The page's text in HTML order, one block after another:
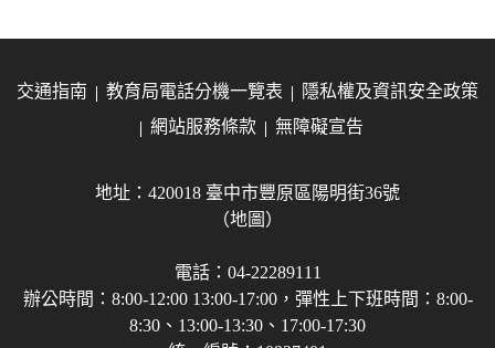
交通指南 教育局電話分機一覽表
隱私權及資訊安全政策
網站服務條款
無障礙宣告
地址：420018 臺中市豐原區陽明街36號
（地圖）
電話：04-22289111
辦公時間：8:00-12:00 13:00-17:00，彈性上下班時間：8:00-
8:30、13:00-13:30、17:00-17:30